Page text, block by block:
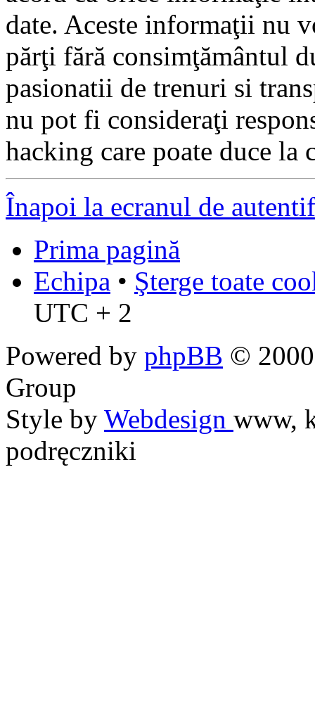
date. Aceste informaţii nu
părţi fără consimţământul
pasionatii de trenuri si
nu pot fi consideraţi
hacking care poate duce la
Înapoi la ecranul de
Prima pagină
Echipa • Şterge toate
UTC + 2
Powered by phpBB ©
Group
Style by Webdesign www,
podręczniki